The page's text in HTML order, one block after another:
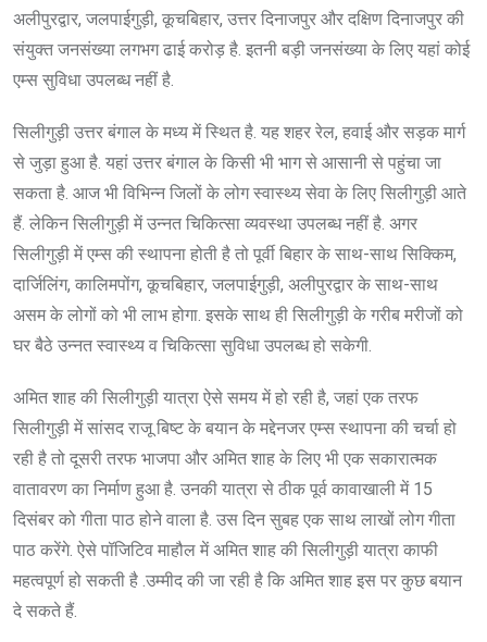
अलीपुरद्वार, जलपाईगुड़ी, कूचबिहार, उत्तर दिनाजपुर और दक्षिण दिनाजपुर की
संयुक्त जनसंख्या लगभग ढाई करोड़ है. इतनी बड़ी जनसंख्या के लिए यहां कोई
एम्स सुविधा उपलब्ध नहीं है.
सिलीगुड़ी उत्तर बंगाल के मध्य में स्थित है. यह शहर रेल, हवाई और सड़क मार्ग
से जुड़ा हुआ है. यहां उत्तर बंगाल के किसी भी भाग से आसानी से पहुंचा जा
सकता है. आज भी विभिन्न जिलों के लोग स्वास्थ्य सेवा के लिए सिलीगुड़ी आते
हैं. लेकिन सिलीगुड़ी में उन्नत चिकित्सा व्यवस्था उपलब्ध नहीं है. अगर
सिलीगुड़ी में एम्स की स्थापना होती है तो पूर्वी बिहार के साथ-साथ सिक्किम,
दार्जिलिंग, कालिमपोंग, कूचबिहार, जलपाईगुड़ी, अलीपुरद्वार के साथ-साथ
असम के लोगों को भी लाभ होगा. इसके साथ ही सिलीगुड़ी के गरीब मरीजों को
घर बैठे उन्नत स्वास्थ्य व चिकित्सा सुविधा उपलब्ध हो सकेगी.
अमित शाह की सिलीगुड़ी यात्रा ऐसे समय में हो रही है, जहां एक तरफ
सिलीगुड़ी में सांसद राजू बिष्ट के बयान के मद्देनजर एम्स स्थापना की चर्चा हो
रही है तो दूसरी तरफ भाजपा और अमित शाह के लिए भी एक सकारात्मक
वातावरण का निर्माण हुआ है. उनकी यात्रा से ठीक पूर्व कावाखाली में 15
दिसंबर को गीता पाठ होने वाला है. उस दिन सुबह एक साथ लाखों लोग गीता
पाठ करेंगे. ऐसे पॉजिटिव माहौल में अमित शाह की सिलीगुड़ी यात्रा काफी
महत्वपूर्ण हो सकती है .उम्मीद की जा रही है कि अमित शाह इस पर कुछ बयान
दे सकते हैं.